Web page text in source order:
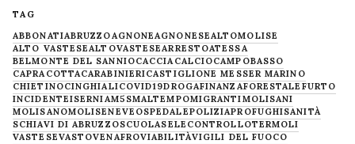
TAG
ABBONATIABRUZZOAGNONEAGNONESEALTOMOLISE
ALTO VASTESEALTOVASTESEARRESTOATESSA
BELMONTE DEL SANNIOCACCIACALCIOCAMPOBASSO
CAPRACOTTACARABINIERICASTIGLIONE MESSER MARINO
CHIETINOCINGHIALICOVID19DROGAFINANZAFORESTALE FURTO
INCIDENTEISERNIAM5SMALTEMPOMIGRANTIMOLISANI
MOLISANOMOLISENEVE OSPEDALEPOLIZIAPROFUGHISANITÀ
SCHIAVI DI ABRUZZOSCUOLASELECONTROLLOTERMOLI
VASTESEVASTOVENAFROVIABILITÀVIGILI DEL FUOCO